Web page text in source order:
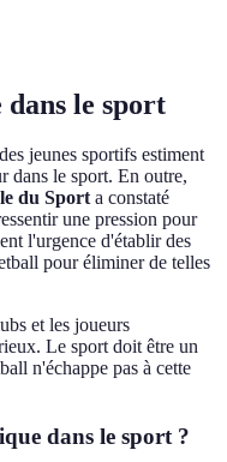
le sport
jeunes sportifs estiment
dans le sport. En outre,
du Sporta constaté
une pression pour
l'urgence d'établir des
pour éliminer de telles
et les joueurs
Le sport doit être un
n'échappe pas à cette
dans le sport ?